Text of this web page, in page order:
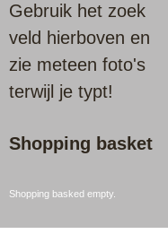
Gebruik het zoek
veld hierboven en
zie meteen foto's
terwijl je typt!
Shopping basket
Shopping basked empty.